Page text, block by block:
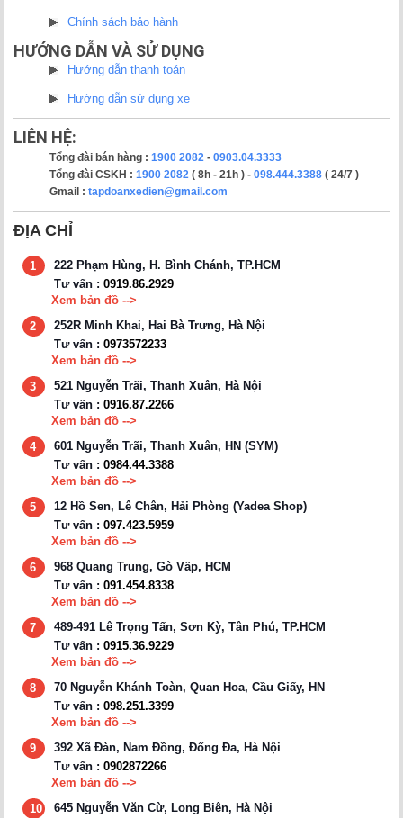
Chính sách bảo hành
HƯỚNG DẪN VÀ SỬ DỤNG
Hướng dẫn thanh toán
Hướng dẫn sử dụng xe
LIÊN HỆ:
Tổng đài bán hàng : 1900 2082 - 0903.04.3333
Tổng đài CSKH : 1900 2082 ( 8h - 21h ) - 098.444.3388 ( 24/7 )
Gmail : tapdoanxedien@gmail.com
ĐỊA CHỈ
1
222 Phạm Hùng, H. Bình Chánh, TP.HCM
Tư vấn : 0919.86.2929
Xem bản đồ -->
2
252R Minh Khai, Hai Bà Trưng, Hà Nội
Tư vấn : 0973572233
Xem bản đồ -->
3
521 Nguyễn Trãi, Thanh Xuân, Hà Nội
Tư vấn : 0916.87.2266
Xem bản đồ -->
4
601 Nguyễn Trãi, Thanh Xuân, HN (SYM)
Tư vấn : 0984.44.3388
Xem bản đồ -->
5
12 Hồ Sen, Lê Chân, Hải Phòng (Yadea Shop)
Tư vấn : 097.423.5959
Xem bản đồ -->
6
968 Quang Trung, Gò Vấp, HCM
Tư vấn : 091.454.8338
Xem bản đồ -->
7
489-491 Lê Trọng Tấn, Sơn Kỳ, Tân Phú, TP.HCM
Tư vấn : 0915.36.9229
Xem bản đồ -->
8
70 Nguyễn Khánh Toàn, Quan Hoa, Cầu Giấy, HN
Tư vấn : 098.251.3399
Xem bản đồ -->
9
392 Xã Đàn, Nam Đồng, Đống Đa, Hà Nội
Tư vấn : 0902872266
Xem bản đồ -->
10
645 Nguyễn Văn Cừ, Long Biên, Hà Nội